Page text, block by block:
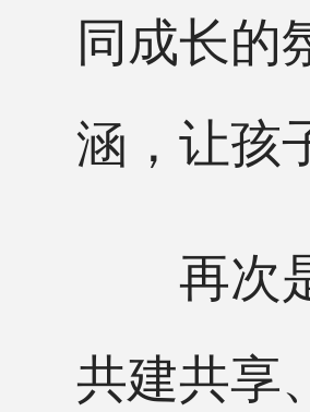
同成长的
涵，让孩
再次是
共建共享